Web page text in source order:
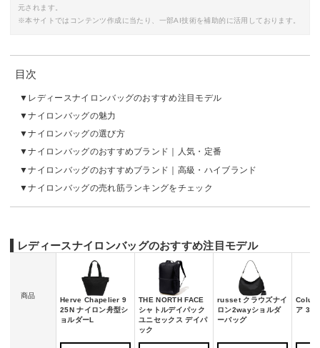
元されます。
※本サイトではコンテンツ作成に当たり、一部AI技術を補助的に活用しております。
目次
レディースナイロンバッグのおすすめ注目モデル
ナイロンバッグの魅力
ナイロンバッグの選び方
ナイロンバッグのおすすめブランド｜人気・定番
ナイロンバッグのおすすめブランド｜高級・ハイブランド
ナイロンバッグの売れ筋ランキングをチェック
レディースナイロンバッグのおすすめ注目モデル
商品
Herve Chapelier 9
25N ナイロン舟型シ
ョルダーL
THE NORTH FACE
シャトルデイパック
ユニセックス デイパ
ック
russet クラウズナイ
ロン2wayショルダ
ーバッグ
ア 30L